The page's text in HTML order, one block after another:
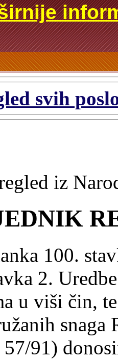
svih
iz
100.
2.
u viši čin,
snaga
91)